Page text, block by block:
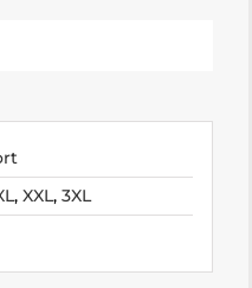
,XXL,3XL